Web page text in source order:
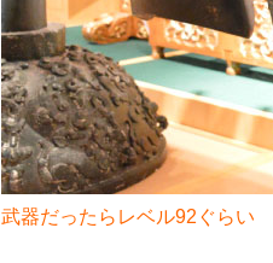
武器だったらレベル92ぐらい